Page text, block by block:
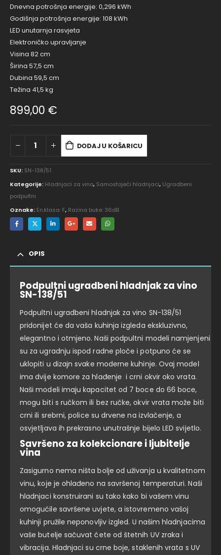
Dnevna potrošnja energije: 0,296 kWh
Godišnja potrošnja energije: 108 kWh
LED unutarnja rasvjeta
Elektroničko upravljanje
Visina 82 cm
Širina 57,5 ​​cm
Dubina 59,5 cm
Težina 41,5 kg
899,00 €
DODAJ U KOŠARICU
SKU: SN-138/51
Kategorije: Hladnjaci za vino, Samostojeći hladnjaci, Ugradbeni
podpultni
Oznake: En.klasa: F, Razina buke: 36dB
OPIS
Podpultni ugradbeni hladnjak za vino
SN-138/51
Podpultni ugradbeni hladnjak za vino SN-138/51
pridonijet će da vaša kuhinja izgleda ekskluzivno,
elegantno i otmjeno. Naši podpultni modeli namjenjeni
su za ugradnju ispod radne ploče i potpuno će se
uklopiti u dizajn svake moderne kuhinje. Ovaj model
ima dvije komore za hlađenje i crni okvir oko vrata.
Naši modeli imaju kapacitet od 7 boce do 66 boce,
mogu biti s ručkom ili bez ručke, okvir vrata može biti
crni ili srebrni, police su drvene na izvlačenje, a
osvjetljava ih prekrasno unutrašnje bijelo LED svijetlo.
Savršeno za kolekcionare i ljubitelje
vina
Zasigurno nema ništa bolje od uživanja u kvalitetnom
vinu, koje je ohlađeno na savršenoj temperaturi. Naši
hladnjaci konstruirani su tako kako bi vašem vinu
omogućile savršene uvjete, a istovremeno vašoj
kuhinji pružile neponovljiv izgled. U našim hladnjacima
vaše butelje sačuvat ćete od štetnih UV zraka i
vibracija. Hladnjaci su crne boje, staklenih vrata s UV